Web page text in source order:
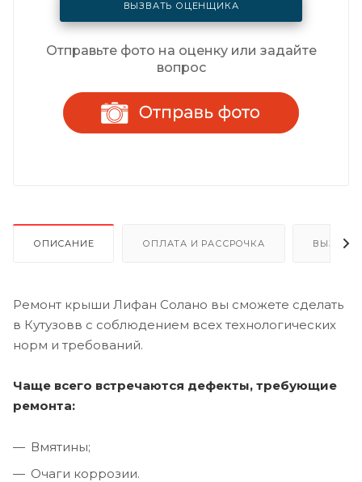
ВЫЗВАТЬ ОЦЕНЩИКА
Отправьте фото на оценку или задайте
вопрос
ОПИСАНИЕ ОПЛАТА И РАССРОЧКА ВЫЗОВ
Ремонт крыши Лифан Солано вы сможете сделать
в Кутузовв с соблюдением всех технологических
норм и требований.
Чаще всего встречаются дефекты, требующие
ремонта:
Вмятины;
Очаги коррозии.